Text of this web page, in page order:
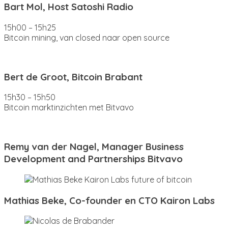
Bart Mol, Host Satoshi Radio
15h00 – 15h25
Bitcoin mining, van closed naar open source
Bert de Groot, Bitcoin Brabant
15h30 – 15h50
Bitcoin marktinzichten met Bitvavo
Remy van der Nagel, Manager Business
Development and Partnerships Bitvavo
Mathias Beke, Co-founder en CTO Kairon Labs